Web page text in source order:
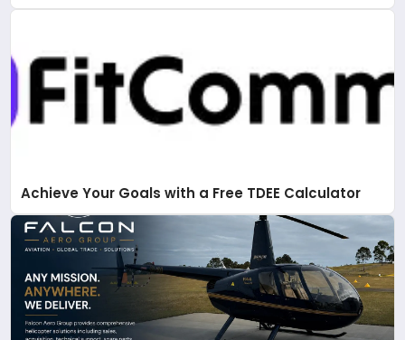
Achieve Your Goals with a Free TDEE Calculator